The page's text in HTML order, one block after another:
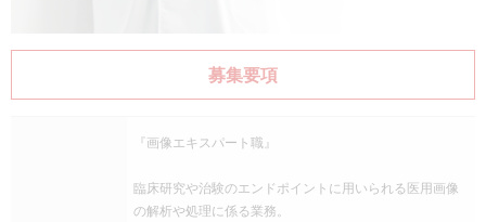
募集要項
『画像エキスパート職』
臨床研究や治験のエンドポイントに用いられる医用画像
の解析や処理に係る業務。